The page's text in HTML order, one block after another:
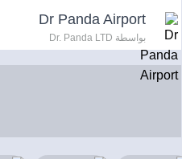
Dr Panda Airport
بواسطة Dr. Panda LTD